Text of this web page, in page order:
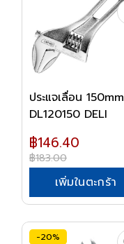
ประแจเลื่อน 150mm
DL120150 DELI
฿146.40
฿183.00
เพิ่มในตะกร้า
-20%